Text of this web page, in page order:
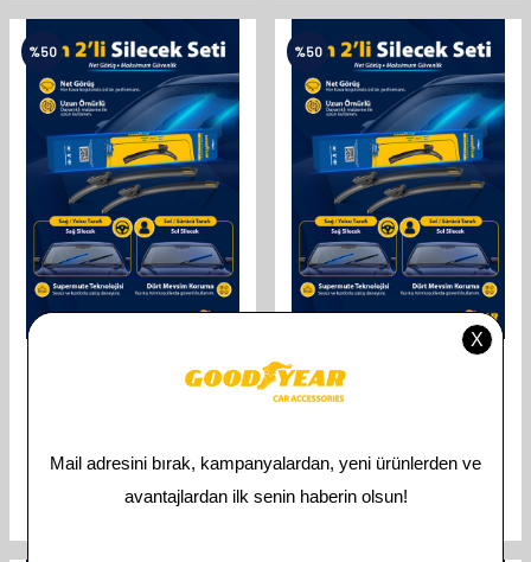
%50
TAKIMI 2015-2022 HATCHBACK (5
KAPI) (650MM+400MM)
TL
TL
%50
TAKIMI 2006-2014 HATCHBACK (5
KAPI) (650MM+400MM)
610,00